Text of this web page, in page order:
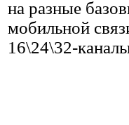
на разные
мобильной
16\24\32-